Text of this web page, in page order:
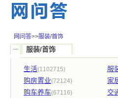
网问答>>服装/首饰
服装/首饰
生活(1102715) 服
购房置业(72124) 家
购车养车(67116) 交